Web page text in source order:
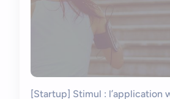
[Startup] Stimul : l’application